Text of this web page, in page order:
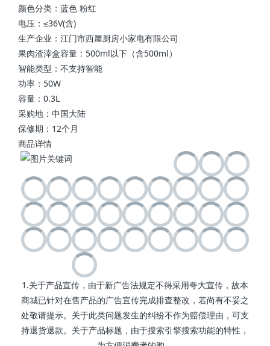
颜色分类：蓝色 粉红
电压：≤36V(含)
生产企业：江门市西屋厨房小家电有限公司
果肉渣滓盒容量：500ml以下（含500ml）
智能类型：不支持智能
功率：50W
容量：0.3L
采购地：中国大陆
保修期：12个月
商品详情
1.关于产品宣传，由于新广告法规定不得采用夸大宣传，故本
商城已针对在售产品的广告宜传完成排查整改，若尚有不妥之
处敬请提示。关于此类问题发生的纠纷不作为赔偿理由，可支
持退货退款。关于产品标题，由于搜索引擎搜索功能的特性，